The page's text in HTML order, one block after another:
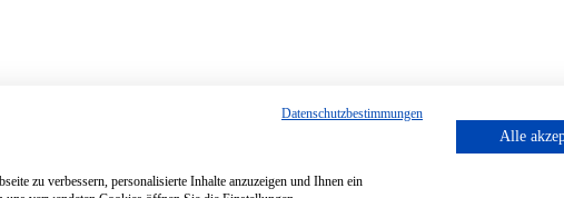
Datenschutzbestimmungen
zu verbessern, personalisierte Inhalte anzuzeigen und Ihnen ein
Alle